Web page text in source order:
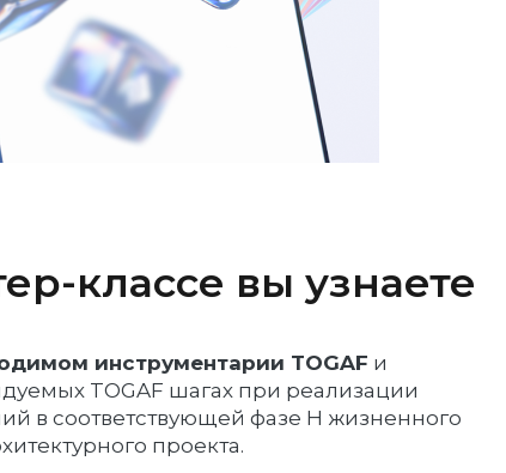
классе вы узнаете
инструментарии TOGAF и
TOGAF шагах при реализации
в соответствующей фазе Н жизненного
проекта.